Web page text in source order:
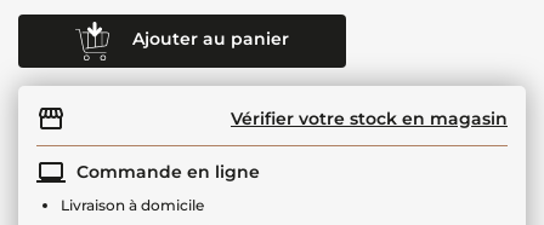
Ajouter au panier
Vérifier votre stock en magasin
Commande en ligne
Livraison à domicile